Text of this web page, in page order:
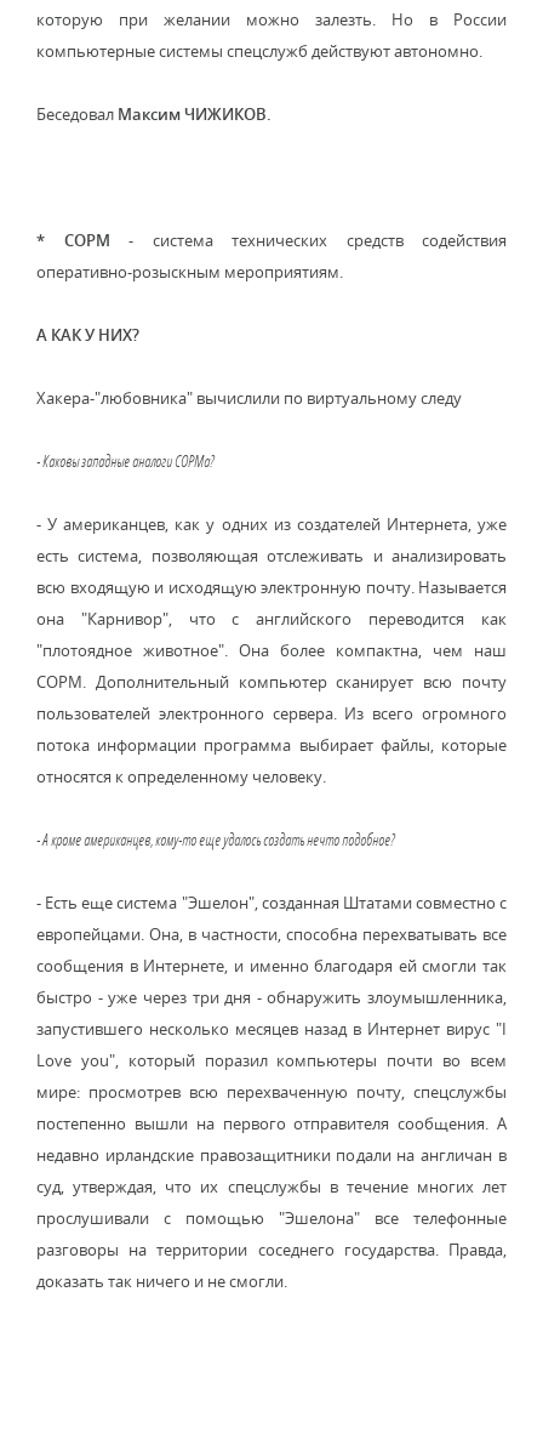
которую при желании можно залезть. Но в России
компьютерные системы спецслужб действуют автономно.
Беседовал Максим ЧИЖИКОВ.
* СОРМ - система технических средств содействия
оперативно-розыскным мероприятиям.
А КАК У НИХ?
Хакера-"любовника" вычислили по виртуальному следу
- Каковы западные аналоги СОРМа?
- У американцев, как у одних из создателей Интернета, уже
есть система, позволяющая отслеживать и анализировать
всю входящую и исходящую электронную почту. Называется
она "Карнивор", что с английского переводится как
"плотоядное животное". Она более компактна, чем наш
СОРМ. Дополнительный компьютер сканирует всю почту
пользователей электронного сервера. Из всего огромного
потока информации программа выбирает файлы, которые
относятся к определенному человеку.
- А кроме американцев, кому-то еще удалось создать нечто подобное?
- Есть еще система "Эшелон", созданная Штатами совместно с
европейцами. Она, в частности, способна перехватывать все
сообщения в Интернете, и именно благодаря ей смогли так
быстро - уже через три дня - обнаружить злоумышленника,
запустившего несколько месяцев назад в Интернет вирус "I
Love you", который поразил компьютеры почти во всем
мире: просмотрев всю перехваченную почту, спецслужбы
постепенно вышли на первого отправителя сообщения. А
недавно ирландские правозащитники подали на англичан в
суд, утверждая, что их спецслужбы в течение многих лет
прослушивали с помощью "Эшелона" все телефонные
разговоры на территории соседнего государства. Правда,
доказать так ничего и не смогли.